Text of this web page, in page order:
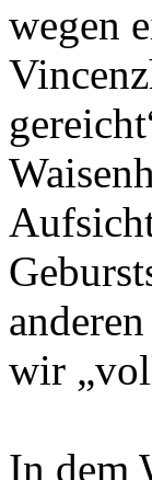
wegen
wir
In dem